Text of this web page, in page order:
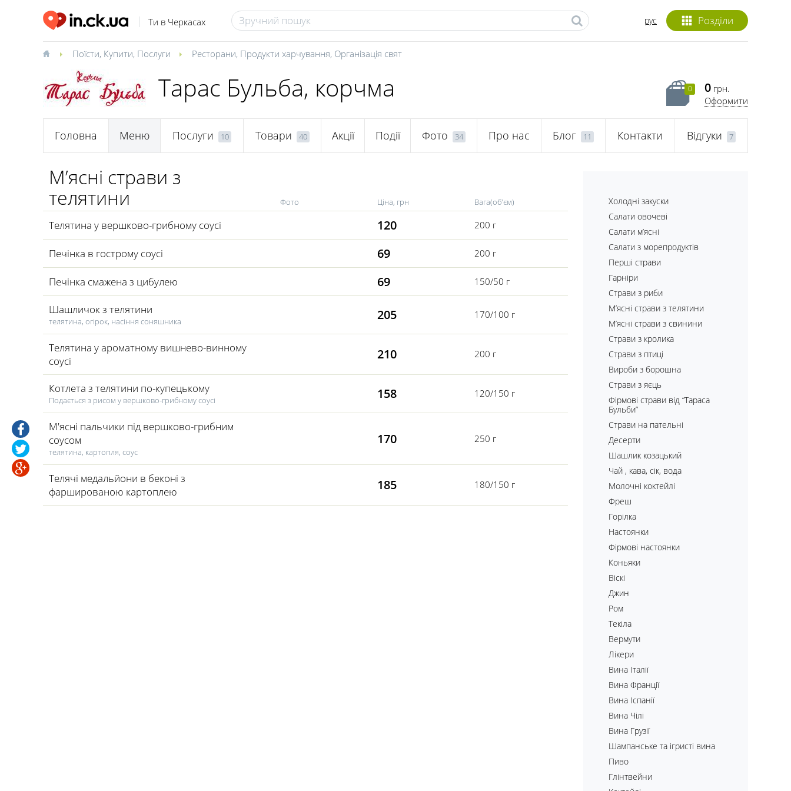
Ти в Черкасах Розділи
рус
Поїсти, Купити, Послуги Ресторани, Продукти харчування, Організація свят
Тарас Бульба, корчма 0 0 грн.
Оформити
Головна Меню Послуги 10 Товари 40 Акції Події Фото 34 Про нас Блог 11 Контакти Відгуки 7
М’ясні страви з
телятини
Фото Ціна, грн Вага(об'єм)
Телятина у вершково-грибному соусі 120 200 г
Печінка в гострому соусі 69 200 г
Печінка смажена з цибулею 69 150/50 г
Шашличок з телятини
телятина, огірок, насіння соняшника 205 170/100 г
Телятина у ароматному вишнево-винному
соусі
210 200 г
Котлета з телятини по-купецькому
Подається з рисом у вершково-грибному соусі 158 120/150 г
М'ясні пальчики під вершково-грибним
соусом
телятина, картопля, соус
170 250 г
Телячі медальйони в беконі з
фаршированою картоплею
185 180/150 г
Холодні закуски
Салати овочеві
Салати м’ясні
Салати з морепродуктів
Перші страви
Гарніри
Страви з риби
М’ясні страви з телятини
М’ясні страви з свинини
Страви з кролика
Страви з птиці
Вироби з борошна
Страви з яєць
Фірмові страви від “Тараса
Бульби”
Страви на пательні
Десерти
Шашлик козацький
Чай , кава, сік, вода
Молочні коктейлі
Фреш
Горілка
Настоянки
Фірмові настоянки
Коньяки
Віскі
Джин
Ром
Текіла
Вермути
Лікери
Вина Італії
Вина Франції
Вина Іспанії
Вина Чілі
Вина Грузії
Шампанське та ігристі вина
Пиво
Глінтвейни